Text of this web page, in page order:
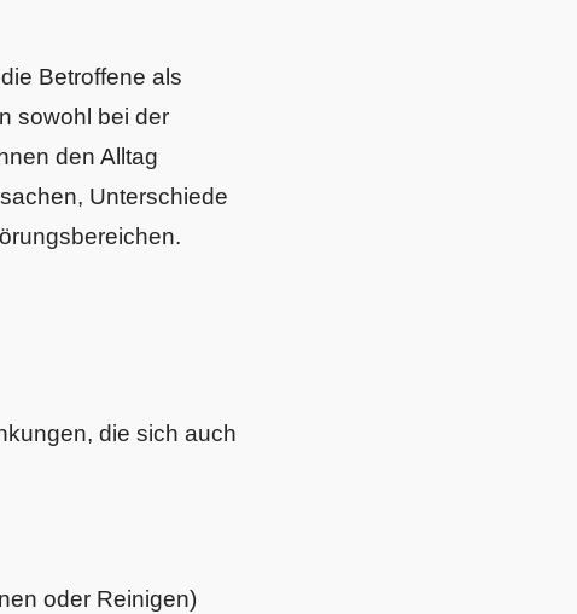
Betroffene als
sowohl bei der
den Alltag
Unterschiede
die sich auch
oder Reinigen)